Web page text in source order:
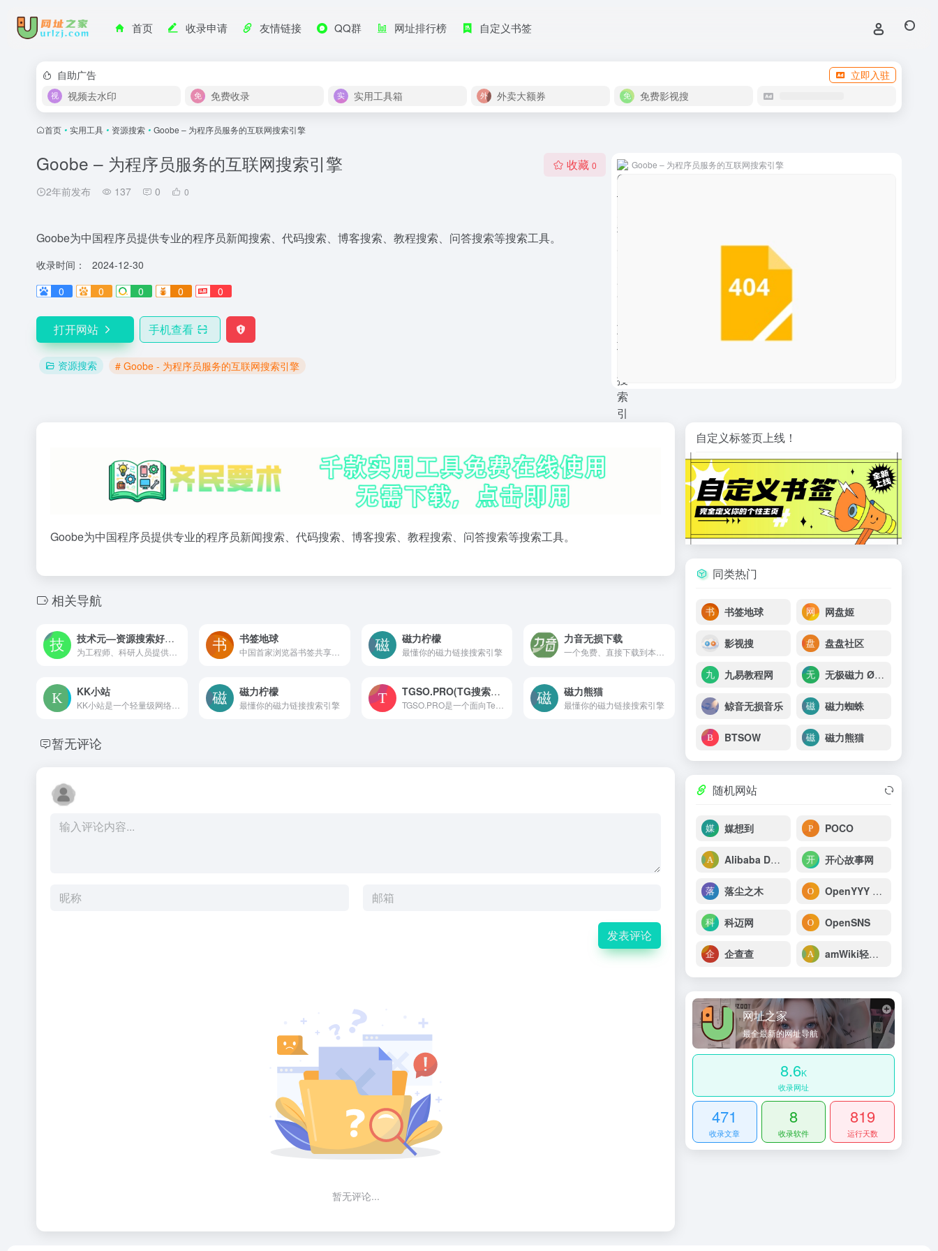
首页 收录申请 友情链接 QQ群 网址排行榜 自定义书签
自助广告
立即入驻
视频去水印
免费收录 实用工具箱 外卖大额券 免费影视搜
首页 • 实用工具 • 资源搜索 • Goobe – 为程序员服务的互联网搜索引擎
Goobe – 为程序员服务的互联网搜索引擎
2年前发布 137 0 0
收藏 0
Goobe为中国程序员提供专业的程序员新闻搜索、代码搜索、博客搜索、教程搜索、问答搜索等搜索工具。
收录时间：
2024-12-30
0
0 0 0 0
打开网站 手机查看
资源搜索 # Goobe - 为程序员服务的互联网搜索引擎
Goobe – 为程序员服务的互联网搜索引擎
Goobe为中国程序员提供专业的程序员新闻搜索、代码搜索、博客搜索、教程搜索、问答搜索等搜索工具。
相关导航
技术元—资源搜索好来源 书签地球
中国首家浏览器书签共享搜索引擎，支持书签搜索、在线制作、插件辅助与导出下载，用户可分享和发现各领域优质网址合集
磁力柠檬
最懂你的磁力链接搜索引擎
力音无损下载
KK小站 磁力柠檬
最懂你的磁力链接搜索引擎
TGSO.PRO(TG搜索器） 磁力熊猫
最懂你的磁力链接搜索引擎
暂无评论
发表评论
暂无评论...
自定义标签页上线！
同类热门
书签地球 网盘姬
影视搜 盘盘社区
九易教程网 无极磁力 ØMagnet – 磁链分享如此简单 0mag磁力搜索
鲸音无损音乐 磁力蜘蛛
BTSOW 磁力熊猫
随机网站
媒想到 POCO
Alibaba Design 开心故事网
落尘之木 OpenYYY 开源云音乐
科迈网 OpenSNS
企查查 amWiki轻文库
网址之家
最全最新的网址导航
8.6K
收录网址
471
收录文章
8
收录软件
819
运行天数